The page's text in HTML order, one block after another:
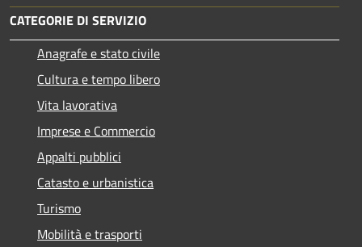
CATEGORIE DI SERVIZIO
Anagrafe e stato civile
Cultura e tempo libero
Vita lavorativa
Imprese e Commercio
Appalti pubblici
Catasto e urbanistica
Turismo
Mobilità e trasporti